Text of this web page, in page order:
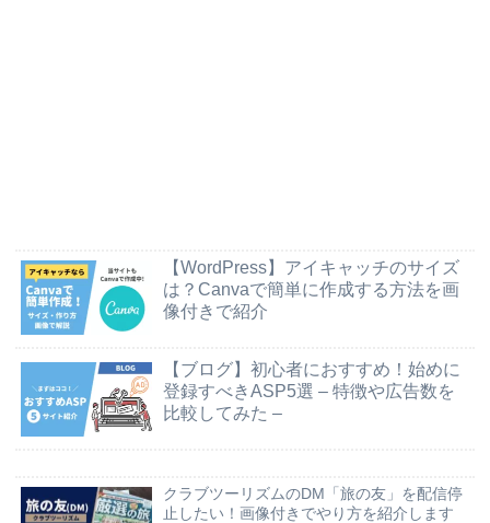
【WordPress】アイキャッチのサイズ
は？Canvaで簡単に作成する方法を画
像付きで紹介
【ブログ】初心者におすすめ！始めに
登録すべきASP5選 – 特徴や広告数を
比較してみた –
クラブツーリズムのDM「旅の友」を配信停
止したい！画像付きでやり方を紹介します